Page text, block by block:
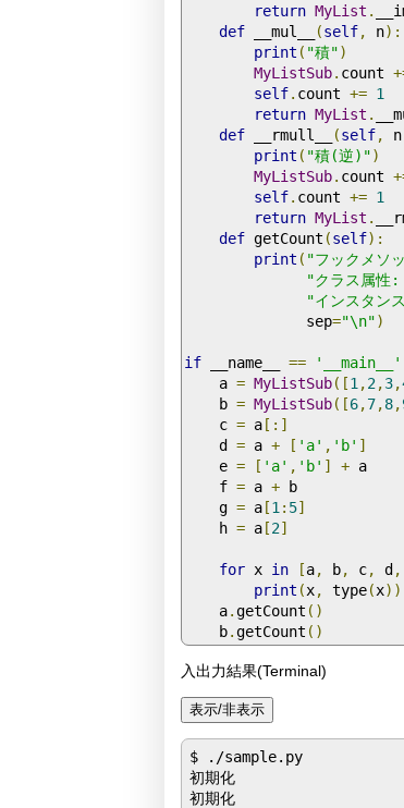
return MyList .
def __mul__ (self, n):
print ( "積")
MyListSub. count
self. count += 1
return MyList .
def __rmull__ (self, n
print ( "積(逆)")
MyListSub. count
self. count += 1
return MyList .
def getCount (self):
print ( "フックメソ
"クラス属
"インスタ
              sep
="\n")
if __name__ == '__main__'
    a
= MyListSub([1 ,2,3,
    b
= MyListSub([6,7,8,
    c
= a[:]
    d
= a + [ 'a' , 'b' ]
    e
= [ 'a' , 'b' ] + a
    f
= a + b
    g
= a[1 : 5]
    h
= a[2]
for x in [a, b, c, d,
print (x, type(x))
    a
.getCount ()
    b
.getCount ()
入出力結果(Terminal)
$ ./sample.py
初期化
初期化